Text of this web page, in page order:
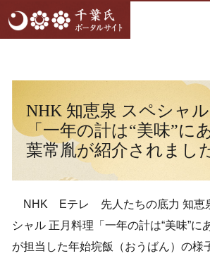
千葉市立郷土博物館
NHK 知恵泉 スペシャ
「一年の計は“美味”に
葉常胤が紹介されまし
NHK Eテレ 先人たちの底力 知恵
シャル 正月料理「一年の計は“美味”に
が担当した年始垸飯（おうばん）の様